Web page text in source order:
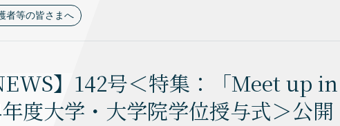
者等の皆さまへ
】142号＜特集：「Meet up
度大学・大学院学位授与式＞公開